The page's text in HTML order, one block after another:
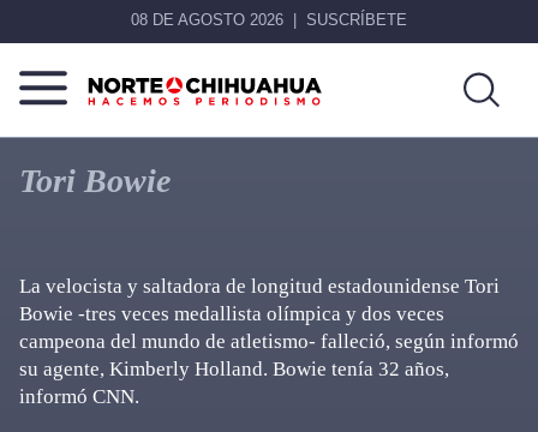
08 DE AGOSTO 2026 SUSCRÍBETE
Norte
De
Chihuahua
Más
que
noticias,
Tori Bowie
La velocista y saltadora de longitud estadounidense Tori
Bowie -tres veces medallista olímpica y dos veces
campeona del mundo de atletismo- falleció, según informó
su agente, Kimberly Holland. Bowie tenía 32 años,
informó CNN.